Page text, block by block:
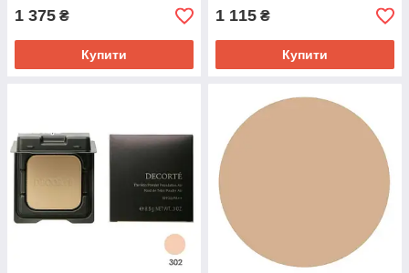
1 375 ₴
Купити
1 115 ₴
Купити